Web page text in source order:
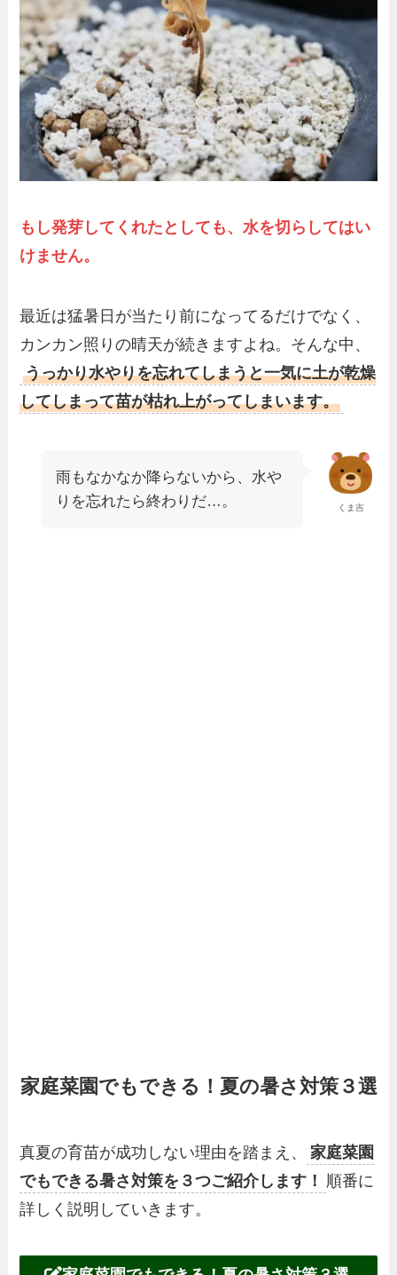
もし発芽してくれたとしても、水を切らしてはい
けません。
最近は猛暑日が当たり前になってるだけでなく、
カンカン照りの晴天が続きますよね。そんな中、
うっかり水やりを忘れてしまうと一気に土が乾燥
してしまって苗が枯れ上がってしまいます。
くま吉
雨もなかなか降らないから、水や
りを忘れたら終わりだ…。
家庭菜園でもできる！夏の暑さ対策３選
真夏の育苗が成功しない理由を踏まえ、
家庭菜園
でもできる暑さ対策を３つご紹介します！ 順番に
詳しく説明していきます。